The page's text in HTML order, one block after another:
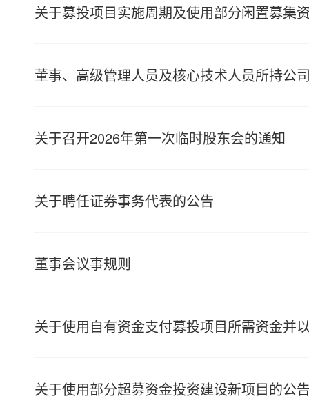
关于募投项目实施周期及使用部分闲置募集
董事、高级管理人员及核心技术人员所持公
关于召开2026年第一次临时股东会的通知
关于聘任证券事务代表的公告
董事会议事规则
关于使用自有资金支付募投项目所需资金并
关于使用部分超募资金投资建设新项目的公